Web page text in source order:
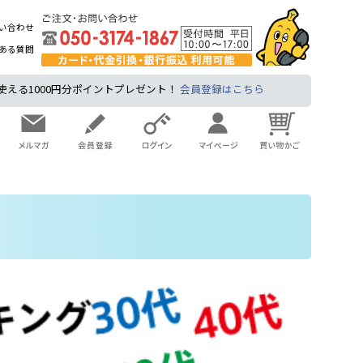
合わせ
る質問
1000円分ポイントプレゼント！ 会員登録はこちら